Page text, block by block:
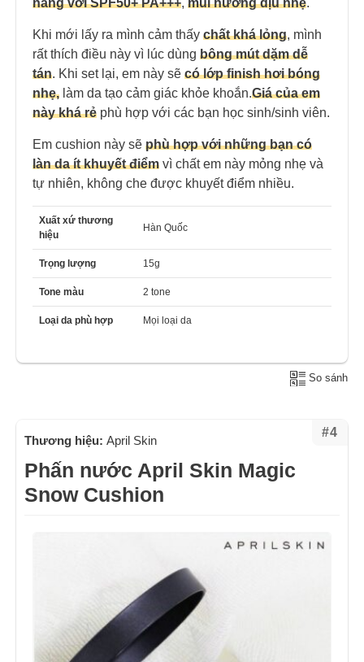
Khi mới lấy ra mình cảm thấy chất khá lỏng, mình
rất thích điều này vì lúc dùng bông mút dặm dễ
tán. Khi set lại, em này sẽ có lớp finish hơi bóng
nhẹ, làm da tạo cảm giác khỏe khoắn.Giá của em
này khá rẻ phù hợp với các bạn học sinh/sinh viên.
Em cushion này sẽ phù hợp với những bạn có
làn da ít khuyết điểm vì chất em này mỏng nhẹ và
tự nhiên, không che được khuyết điểm nhiều.
Xuất xứ thương
hiệu
Hàn Quốc
Trọng lượng 15g
Tone màu 2 tone
Loại da phù hợp Mọi loại da
So sánh
#4
Thương hiệu: April Skin
Phấn nước April Skin Magic
Snow Cushion